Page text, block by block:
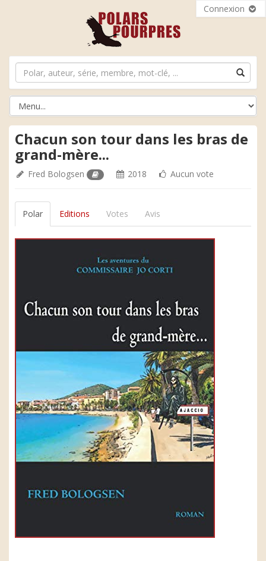
Connexion
Chacun son tour dans les bras de
grand-mère...
Fred Bologsen 2018 Aucun vote
Polar Editions Votes Avis